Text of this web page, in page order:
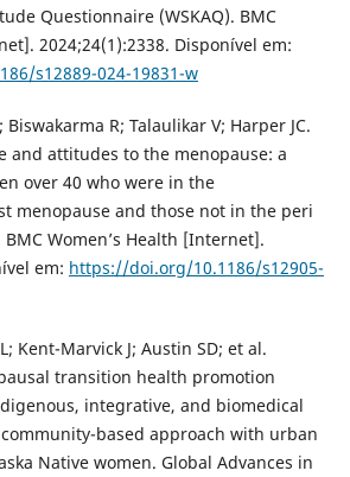
Questionnaire (WSKAQ). BMC
2024;24(1):2338. Disponível em:
s12889-024-19831-w
R; Talaulikar V; Harper JC.
and attitudes to the menopause: a
over 40 who were in the
menopause and those not in the peri
Women’s Health [Internet].
em: https://doi.org/10.1186/s12905-
Kent-Marvick J; Austin SD; et al.
transition health promotion
integrative, and biomedical
based approach with urban
Native women. Global Advances in